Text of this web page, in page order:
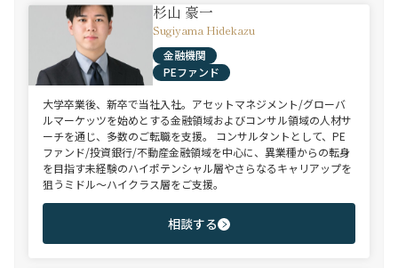
杉山 豪一
Sugiyama Hidekazu
金融機関
PEファンド
大学卒業後、新卒で当社入社。アセットマネジメント/グローバ
ルマーケッツを始めとする金融領域およびコンサル領域の人材サ
ーチを通じ、多数のご転職を支援。 コンサルタントとして、PE
ファンド/投資銀行/不動産金融領域を中心に、異業種からの転身
を目指す未経験のハイポテンシャル層やさらなるキャリアップを
狙うミドル～ハイクラス層をご支援。
相談する